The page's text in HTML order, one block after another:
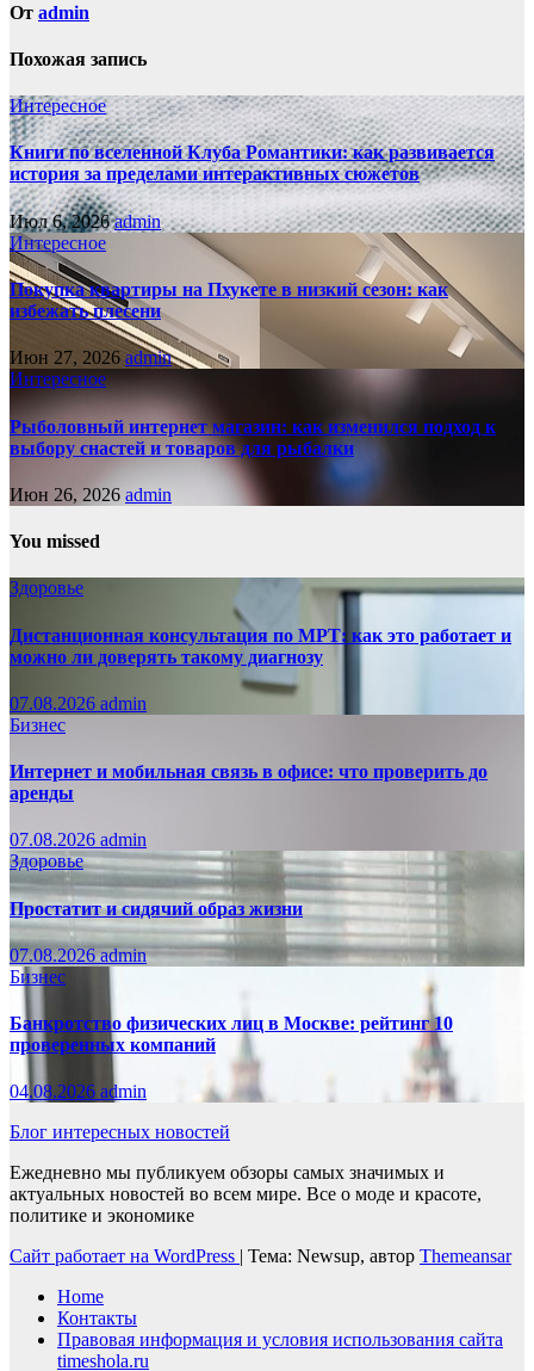
От admin
Похожая запись
Интересное
Книги по вселенной Клуба Романтики: как развивается
история за пределами интерактивных сюжетов
Июл 6, 2026admin
Интересное
Покупка квартиры на Пхукете в низкий сезон: как
избежать плесени
Июн 27, 2026 admin
Интересное
Рыболовный интернет магазин: как изменился подход к
выбору снастей и товаров для рыбалки
Июн 26, 2026 admin
You missed
Здоровье
Дистанционная консультация по МРТ: как это работает и
можно ли доверять такому диагнозу
07.08.2026 admin
Бизнес
Интернет и мобильная связь в офисе: что проверить до
аренды
07.08.2026 admin
Здоровье
Простатит и сидячий образ жизни
07.08.2026admin
Бизнес
Банкротство физических лиц в Москве: рейтинг 10
проверенных компаний
04.08.2026 admin
Блог интересных новостей
Ежедневно мы публикуем обзоры самых значимых и
актуальных новостей во всем мире. Все о моде и красоте,
политике и экономике
Сайт работает на WordPress
Тема: Newsup, автор Themeansar
Home
Контакты
Правовая информация и условия использования сайта
timeshola.ru